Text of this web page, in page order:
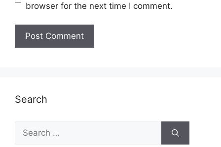
browser for the next time I comment.
Search
Search
for: